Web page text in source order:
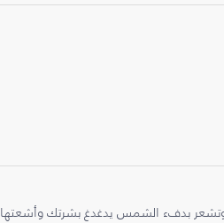
وتشعر بدفء الشمس يدغدغ بشرتك وأشعتها